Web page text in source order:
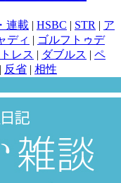
連載 | HSBC | STR | ア
ディ | ゴルフトゥデ
レス | ダブルス | ペ
| 反省 | 相性